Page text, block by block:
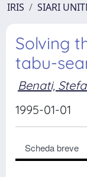
IRIS SIARI
Solving
tabu-
Benati,
1995-01-01
Scheda breve